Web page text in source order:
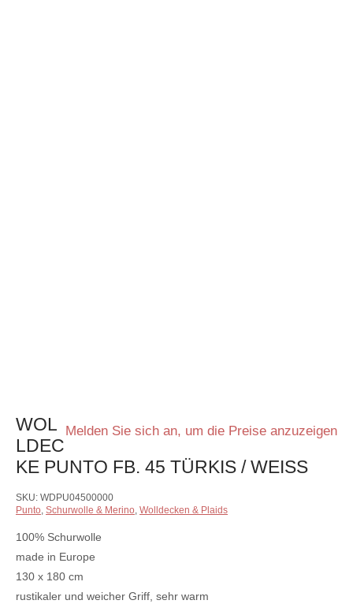
Melden Sie sich an, um die Preise anzuzeigen
WOL
LDEC
KE PUNTO FB. 45 TÜRKIS / WEISS
SKU: WDPU04500000
Punto Schurwolle & Merino Wolldecken & Plaids
100% Schurwolle
made in Europe
130 x 180 cm
rustikaler und weicher Griff, sehr warm